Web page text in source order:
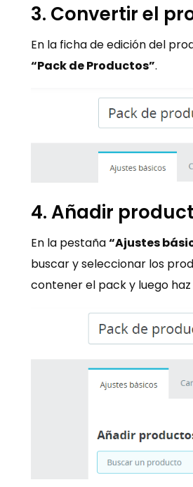
3. Convertir el
En la ficha de edición del
“Pack de Productos”​​.
4. Añadir
En la pestaña“Ajustes
buscar y seleccionar los
contener el pack y luego haz